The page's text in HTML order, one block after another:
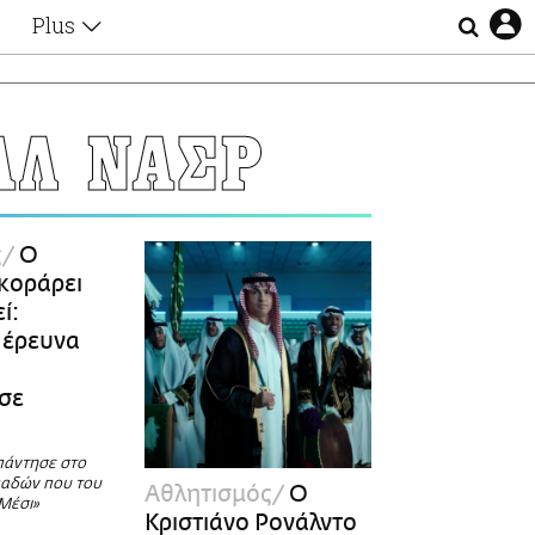
Plus
Αφιερώματα
Ζώδια
Οι Αθηναίοι
Απώλειες
Επιλογές
ΝΑΣΡ
Ο
στο
που του
Αθλητισμός Ο
Κριστιάνο Ρονάλντο